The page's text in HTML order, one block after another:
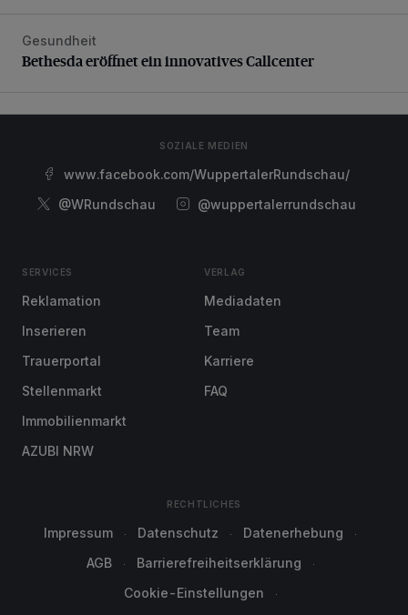
Bethesda eröffnet ein innovatives Callcenter
Gesundheit
Bethesda eröffnet ein innovatives Callcenter
SOZIALE MEDIEN
www.facebook.com/WuppertalerRundschau/
@WRundschau
@wuppertalerrundschau
SERVICES
Reklamation
Inserieren
Trauerportal
Stellenmarkt
Immobilienmarkt
AZUBI NRW
VERLAG
Mediadaten
Team
Karriere
FAQ
RECHTLICHES
Impressum Datenschutz
Datenerhebung
AGB
Barrierefreiheitserklärung
Cookie-Einstellungen